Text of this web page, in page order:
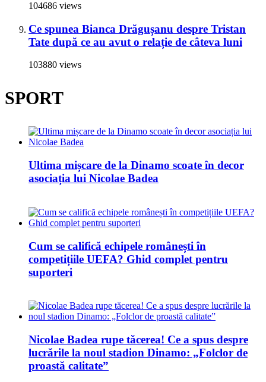
104686 views
Ce spunea Bianca Drăgușanu despre Tristan
Tate după ce au avut o relație de câteva luni
103880 views
SPORT
Ultima mișcare de la Dinamo scoate în decor
asociația lui Nicolae Badea
Cum se califică echipele românești în
competițiile UEFA? Ghid complet pentru
suporteri
Nicolae Badea rupe tăcerea! Ce a spus despre
lucrările la noul stadion Dinamo: „Folclor de
proastă calitate”